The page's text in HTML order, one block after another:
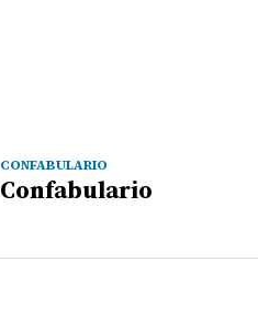
CONFABULARIO
Confabulario